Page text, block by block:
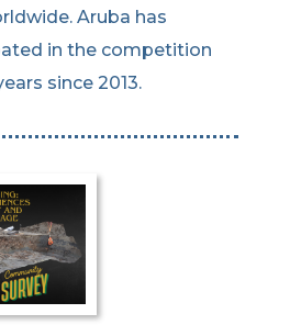
Aruba has
in the competition
since 2013.